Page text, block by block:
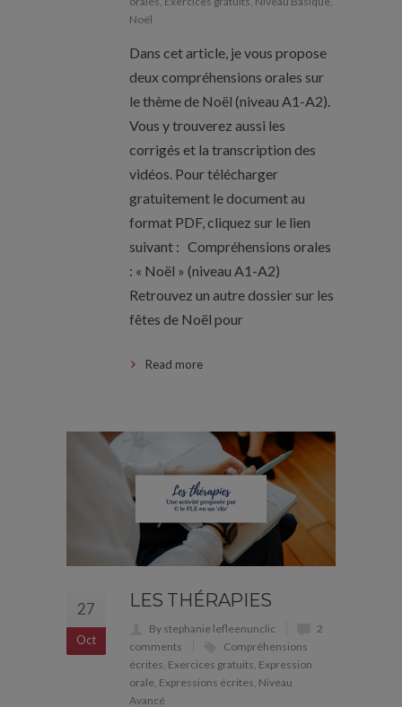
Noël
Dans cet article, je vous propose
deux compréhensions orales sur
le thème de Noël (niveau A1-A2).
Vous y trouverez aussi les
corrigés et la transcription des
vidéos. Pour télécharger
gratuitement le document au
format PDF, cliquez sur le lien
suivant : Compréhensions orales
: « Noël » (niveau A1-A2)
Retrouvez un autre dossier sur les
fêtes de Noël pour
Read more
27
Oct
LES THÉRAPIES
By stephanie lefleenunclic
2
comments
Compréhensions
écrites, Exercices gratuits, Expression
orale, Expressions écrites, Niveau
Avancé